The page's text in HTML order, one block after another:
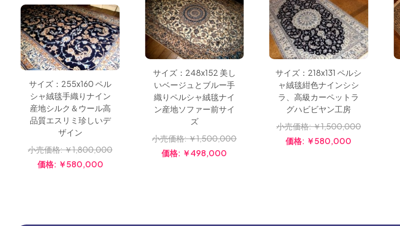
サイズ：255x160 ペル
シャ絨毯手織りナイン
産地シルク＆ウール高
品質エスリミ珍しいデ
ザイン
小売価格:￥1,800,000
価格: ￥580,000
サイズ：248x152 美し
いベージュとブルー手
織りペルシャ絨毯ナイ
ン産地ソファー前サイ
ズ
小売価格:￥1,500,000
価格: ￥498,000
サイズ：218x131 ペルシ
ャ絨毯紺色ナインシシ
ラ、高級カーペットラ
グハビビヤン工房
小売価格:￥1,500,000
価格: ￥580,000